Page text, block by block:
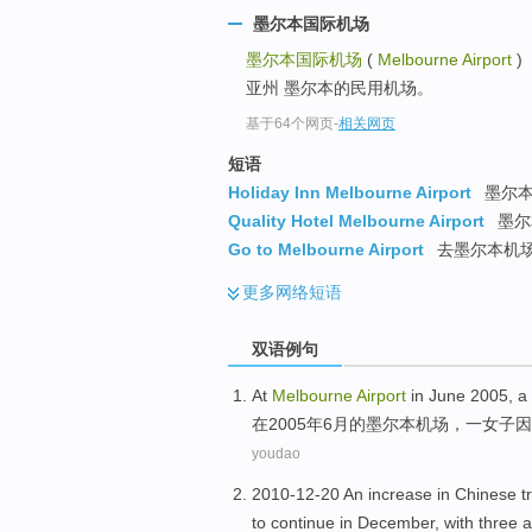
墨尔本国际机场
墨尔本国际机场 ( Melbourne Airport )
亚州 墨尔本的民用机场。
基于64个网页-相关网页
短语
Holiday Inn Melbourne Airport
墨尔
Quality Hotel Melbourne Airport
墨
Go to Melbourne Airport
去墨尔本机
更多网络短语
双语例句
At MelbourneAirport in June 2005, a
在2005年6月 的墨尔本机场 ， 一女子因
youdao
2010-12-20 An increase in Chinese
to continue in December, with three